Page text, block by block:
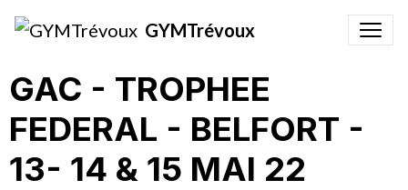
GYMTrévoux
GAC - TROPHEE
FEDERAL - BELFORT -
13- 14 & 15 MAI 22